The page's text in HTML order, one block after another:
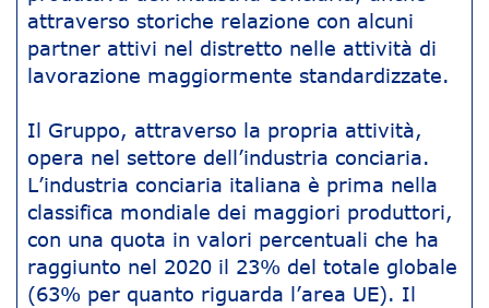
attraverso storiche relazione con alcuni
partner attivi nel distretto nelle attività di
lavorazione maggiormente standardizzate.
Il Gruppo, attraverso la propria attività,
opera nel settore dell’industria conciaria.
L’industria conciaria italiana è prima nella
classifica mondiale dei maggiori produttori,
con una quota in valori percentuali che ha
raggiunto nel 2020 il 23% del totale globale
(63% per quanto riguarda l’area UE). Il